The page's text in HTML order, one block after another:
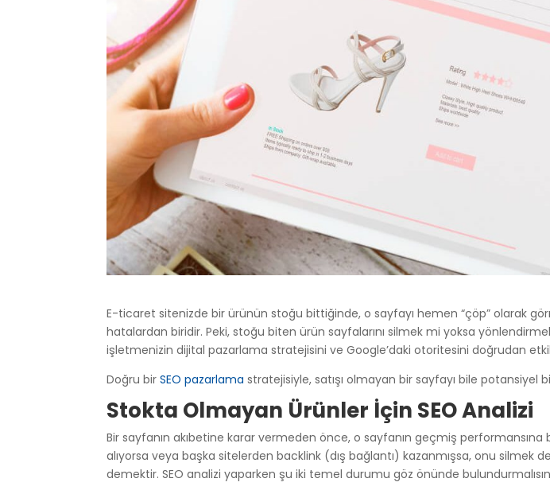
E-ticaret sitenizde bir ürünün stoğu bittiğinde, o sayfayı hemen “çöp” olarak
hatalardan biridir. Peki, stoğu biten ürün sayfalarını silmek mi yoksa
işletmenizin dijital pazarlama stratejisini ve Google’daki otoritesini doğrudan
Doğru birSEO pazarlama stratejisiyle, satışı olmayan bir sayfayı bile potansiyel
Stokta Olmayan Ürünler İçin SEO Analizi
Bir sayfanın akıbetine karar vermeden önce, o sayfanın geçmiş
alıyorsa veya başka sitelerden backlink (dış bağlantı) kazanmışsa, onu
demektir. SEO analizi yaparken şu iki temel durumu göz önünde